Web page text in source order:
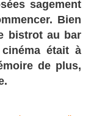
sagement
Bien
bistrot au bar
était à
de plus,